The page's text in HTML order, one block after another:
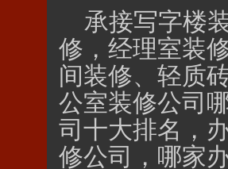
承接写字楼
修，经理室装
间装修、轻质
公室装修公司
司十大排名，
修公司，哪家